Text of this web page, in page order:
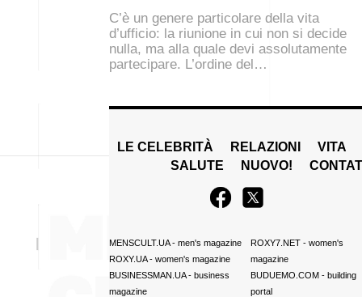
C’è un genere particolare della vita
d’ufficio: la riunione in cui non si decide
nulla, ma alla quale devi assolutamente
partecipare. L’ordine del…
LE CELEBRITÀ RELAZIONI
VITA
SALUTE
NUOVO!
MENSCULT.UA- men's magazine
ROXY.UA- women's magazine
BUSINESSMAN.UA- business
magazine
ROXY7.NET- women's
magazine
BUDUEMO.COM- building
portal